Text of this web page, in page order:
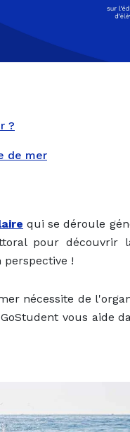
?
de mer
qui se déroule
pour découvrir
!
nécessite de
vous aide